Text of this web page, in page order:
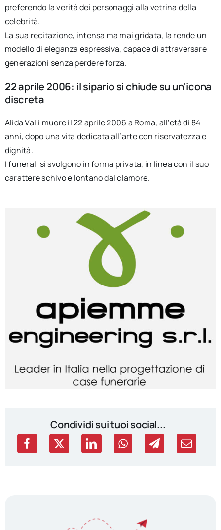
preferendo la verità dei personaggi alla vetrina della
celebrità.
La sua recitazione, intensa ma mai gridata, la rende un
modello di eleganza espressiva, capace di attraversare
generazioni senza perdere forza.
22 aprile 2006: il sipario si chiude su un’icona
discreta
Alida Valli muore il 22 aprile 2006 a Roma, all’età di 84
anni, dopo una vita dedicata all’arte con riservatezza e
dignità.
I funerali si svolgono in forma privata, in linea con il suo
carattere schivo e lontano dal clamore.
Condividi sui tuoi social...